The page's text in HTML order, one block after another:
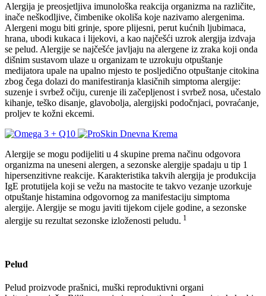
Alergija je preosjetljiva imunološka reakcija organizma na različite,
inače neškodljive, čimbenike okoliša koje nazivamo alergenima.
Alergeni mogu biti grinje, spore plijesni, perut kućnih ljubimaca,
hrana, ubodi kukaca i lijekovi, a kao najčešći uzrok alergija izdvaja
se pelud. Alergije se najčešće javljaju na alergene iz zraka koji onda
dišnim sustavom ulaze u organizam te uzrokuju otpuštanje
medijatora upale na upalno mjesto te posljedično otpuštanje citokina
zbog čega dolazi do manifestiranja klasičnih simptoma alergije:
suzenje i svrbež očiju, curenje ili začepljenost i svrbež nosa, učestalo
kihanje, teško disanje, glavobolja, alergijski podočnjaci, povraćanje,
proljev te kožni ekcemi.
Alergije se mogu podijeliti u 4 skupine prema načinu odgovora
organizma na uneseni alergen, a sezonske alergije spadaju u tip 1
hipersenzitivne reakcije. Karakteristika takvih alergija je produkcija
IgE protutijela koji se vežu na mastocite te takvo vezanje uzorkuje
otpuštanje histamina odgovornog za manifestaciju simptoma
alergije. Alergije se mogu javiti tijekom cijele godine, a sezonske
alergije su rezultat sezonske izloženosti peludu. 1
Pelud
Pelud proizvode prašnici, muški reproduktivni organi